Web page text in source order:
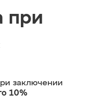
при
заключении
10%